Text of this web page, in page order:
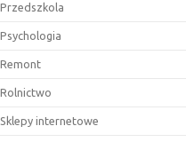
Przedszkola
Psychologia
Remont
Rolnictwo
Sklepy internetowe